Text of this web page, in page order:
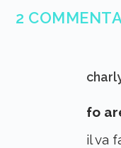
2
fo
il va